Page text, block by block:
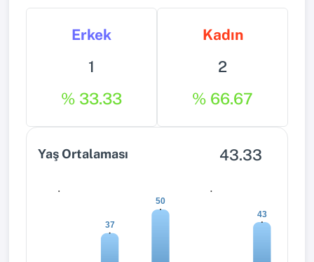
Erkek
1
% 33.33
Kadın
2
% 66.67
Yaş Ortalaması 43.33
37
50
43